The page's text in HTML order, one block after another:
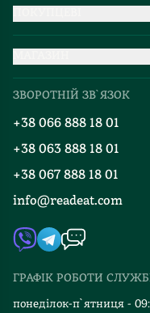
Добірки
Блог
Події
Книгарні
Контакти
Автори
Видавництва
Відгуки та оцінка
Міжнародна
Мапа сайту
ЗВОРОТНІЙ ЗВ`ЯЗОК
+38 066 888 18 01
+38 063 888 18 01
+38 067 888 18 01
info@readeat.com
ГРАФІК РОБОТИ
понеділок-п`ятниця -